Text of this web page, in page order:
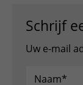
Schrijf
Uw e-mail